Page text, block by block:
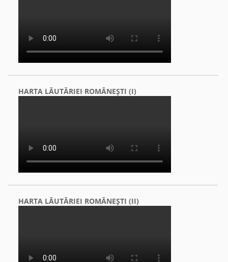
HARTA LĂUTĂRIEI ROMÂNEŞTI (I)
HARTA LĂUTĂRIEI ROMÂNEŞTI (II)